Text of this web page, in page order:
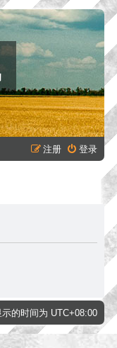
登录
注册
示的时间为 UTC+08:00